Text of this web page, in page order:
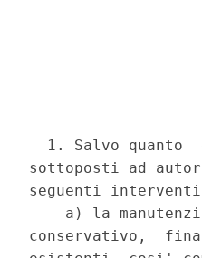
1. Salvo quanto
sottoposti ad
seguenti
a) la
conservativo,